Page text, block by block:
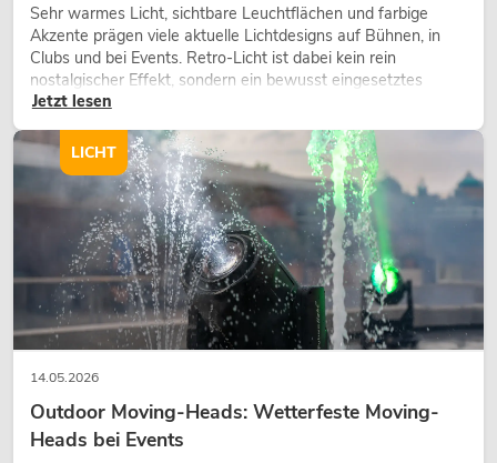
Sehr warmes Licht, sichtbare Leuchtflächen und farbige
Akzente prägen viele aktuelle Lichtdesigns auf Bühnen, in
Clubs und bei Events. Retro-Licht ist dabei kein rein
nostalgischer Effekt, sondern ein bewusst eingesetztes
Gestaltungsmittel: Es schafft Atmosphäre, gibt Szenen
wirken lassen.
Jetzt lesen
14.05.2026
Outdoor Moving-Heads: Wetterfeste Moving-
Heads bei Events
LICHT